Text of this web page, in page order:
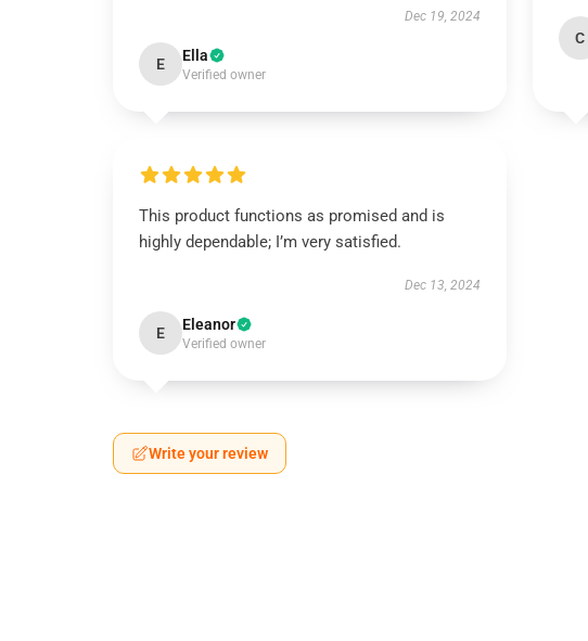
Dec 19, 2024
E Ella
Verified owner
C
This product functions as promised and is
highly dependable; I’m very satisfied.
Dec 13, 2024
E Eleanor
Verified owner
Write your review